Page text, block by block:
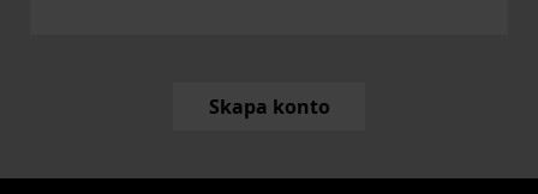
Skapa konto